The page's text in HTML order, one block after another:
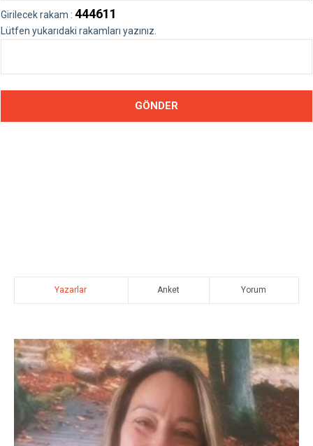
Girilecek rakam : 444611
Lütfen yukarıdaki rakamları yazınız.
Yazarlar Anket Yorum